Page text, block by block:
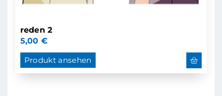
reden 2
5,00 €
Produkt ansehen